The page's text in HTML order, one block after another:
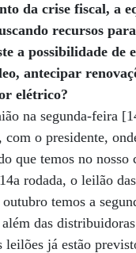
da crise fiscal, a
recursos
a possibilidade de
antecipar
elétrico?
na segunda-feira
com o presidente,
que temos no nosso
rodada, o leilão
temos a
das
leilões já estão